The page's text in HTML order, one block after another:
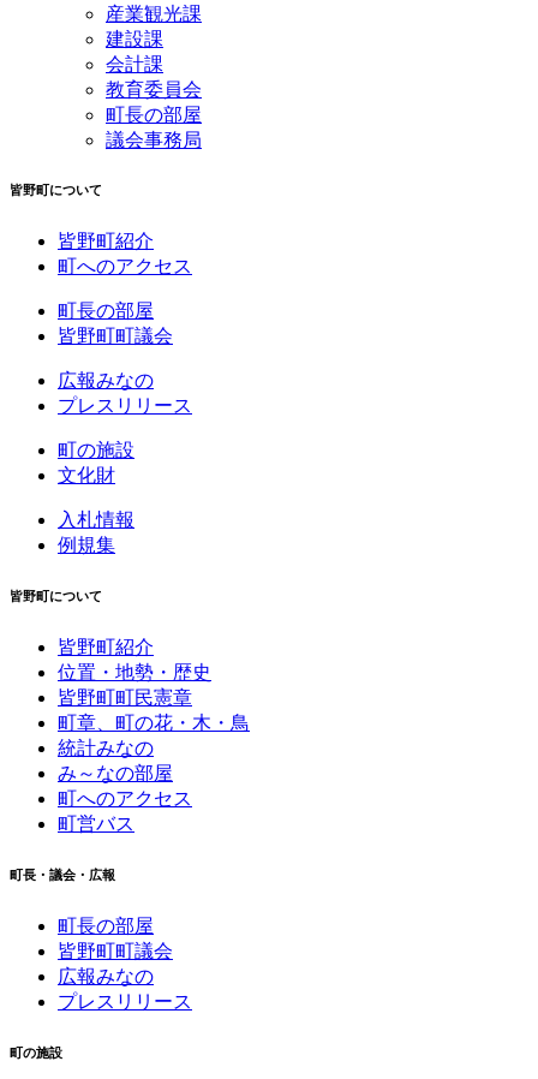
産業観光課
建設課
会計課
教育委員会
町長の部屋
議会事務局
皆野町について
皆野町紹介
町へのアクセス
町長の部屋
皆野町町議会
広報みなの
プレスリリース
町の施設
文化財
入札情報
例規集
皆野町について
皆野町紹介
位置・地勢・歴史
皆野町町民憲章
町章、町の花・木・鳥
統計みなの
み～なの部屋
町へのアクセス
町営バス
町長・議会・広報
町長の部屋
皆野町町議会
広報みなの
プレスリリース
町の施設